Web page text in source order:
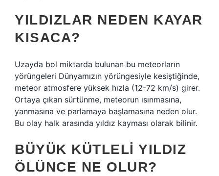
YILDIZLAR NEDEN KAYAR
KISACA?
Uzayda bol miktarda bulunan bu meteorların
yörüngeleri Dünyamızın yörüngesiyle kesiştiğinde,
meteor atmosfere yüksek hızla (12-72 km/s) girer.
Ortaya çıkan sürtünme, meteorun ısınmasına,
yanmasına ve parlamaya başlamasına neden olur.
Bu olay halk arasında yıldız kayması olarak bilinir.
BÜYÜK KÜTLELI YILDIZ
ÖLÜNCE NE OLUR?